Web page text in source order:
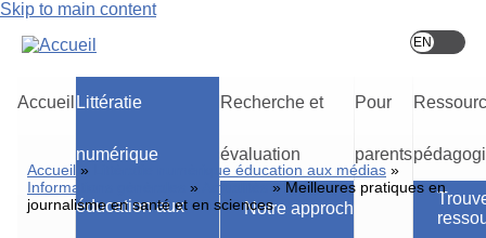
Skip to main content
Accueil Littératie
numérique
éducation aux
Recherche et
évaluation
Notre approche
Pour
parents
Accueil
Littératie numérique éducation aux médias
Informations générales
Actualités
Meilleures pratiques en
journalisme en santé et en sciences